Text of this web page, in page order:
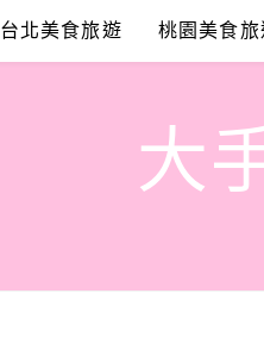
台北美食旅遊 桃園美食旅
大